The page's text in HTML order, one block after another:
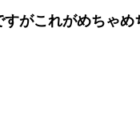
がこれがめちゃ